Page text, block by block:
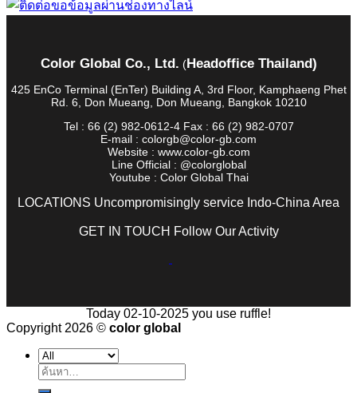
Color Global Co., Ltd. (Headoffice Thailand)
425 EnCo Terminal (EnTer) Building A, 3rd Floor, Kamphaeng Phet
Rd. 6, Don Mueang, Don Mueang, Bangkok 10210
Tel : 66 (2) 982-0612-4 Fax : 66 (2) 982-0707
E-mail : colorgb@color-gb.com
Website : www.color-gb.com
Line Official : @colorglobal
Youtube : Color Global Thai
LOCATIONS Uncompromisingly service Indo-China Area
GET IN TOUCH Follow Our Activity
Today 02-10-2025 you use ruffle!
Copyright 2026 © color global
ค้นหา: